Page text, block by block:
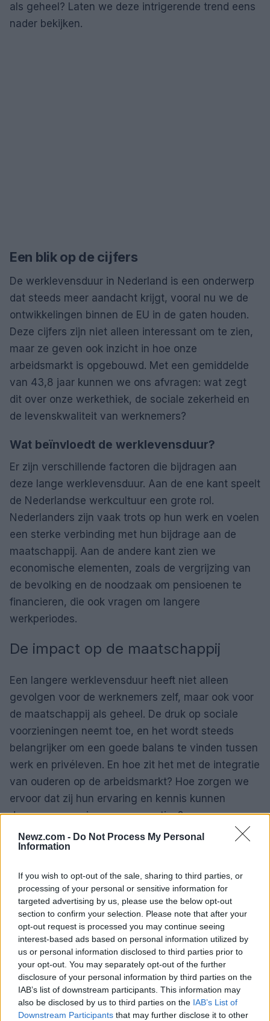
Newz.com - Do Not Process My Personal
Information
If you wish to opt-out of the sale, sharing to third parties, or
processing of your personal or sensitive information for
targeted advertising by us, please use the below opt-out
section to confirm your selection. Please note that after your
opt-out request is processed you may continue seeing
interest-based ads based on personal information utilized by
us or personal information disclosed to third parties prior to
your opt-out. You may separately opt-out of the further
disclosure of your personal information by third parties on the
IAB’s list of downstream participants. This information may
also be disclosed by us to third parties on the IAB’s List of
Downstream Participants that may further disclose it to other
als geheel? Laten we deze intrigerende trend eens
nader bekijken.
Een blik op de cijfers
De werklevensduur in Nederland is een onderwerp
dat steeds meer aandacht krijgt, vooral nu we de
ontwikkelingen binnen de EU in de gaten houden.
Deze cijfers zijn niet alleen interessant om te zien,
maar ze geven ook inzicht in hoe onze
arbeidsmarkt is opgebouwd. Met een gemiddelde
van 43,8 jaar kunnen we ons afvragen: wat zegt
dit over onze werkethiek, de sociale zekerheid en
de levenskwaliteit van werknemers?
Wat beïnvloedt de werklevensduur?
Er zijn verschillende factoren die bijdragen aan
deze lange werklevensduur. Aan de ene kant speelt
de Nederlandse werkcultuur een grote rol.
Nederlanders zijn vaak trots op hun werk en voelen
een sterke verbinding met hun bijdrage aan de
maatschappij. Aan de andere kant zien we
economische elementen, zoals de vergrijzing van
de bevolking en de noodzaak om pensioenen te
financieren, die ook vragen om langere
werkperiodes.
De impact op de maatschappij
Een langere werklevensduur heeft niet alleen
gevolgen voor de werknemers zelf, maar ook voor
de maatschappij als geheel. De druk op sociale
voorzieningen neemt toe, en het wordt steeds
belangrijker om een goede balans te vinden tussen
werk en privéleven. En hoe zit het met de integratie
van ouderen op de arbeidsmarkt? Hoe zorgen we
ervoor dat zij hun ervaring en kennis kunnen
doorgeven aan jongere generaties?